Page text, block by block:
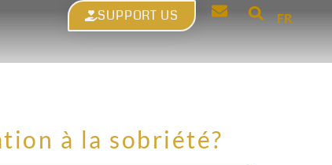
SUPPORT US FR
à la sobriété?